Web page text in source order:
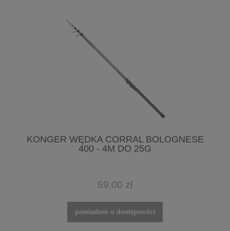
KONGER WĘDKA CORRAL BOLOGNESE
400 - 4M DO 25G
69,00 zł
powiadom o dostępności